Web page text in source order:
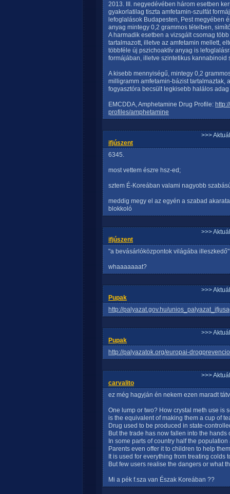
2013. III. negyedévében három esetben
gyakorlatilag tiszta amfetamin-szulfát
lefoglalások Budapesten, Pest megyében
anyag mintegy 0,2 grammos tételben,
A harmadik esetben a vizsgált csomag
tartalmazott, illetve az amfetamin mellett,
többféle új pszichoaktív anyag is
formájában, illetve szintetikus
A kisebb mennyiségű, mintegy 0,2
milligramm amfetamin-bázist tartalmaztak,
fogyasztóra becsült legkisebb halálos
EMCDDA, Amphetamine Drug Profile:
profiles/amphetamine
>>>
ifjúszent
6345.
most vettem észre hsz-ed;
sztem É-Koreában valami nagyobb
meddig megy el az egyén a szabad
blokkoló
>>>
ifjúszent
"a bevásárlóközpontok világába illeszkedő"
whaaaaaaat?
>>>
Pupak
http://palyazat.gov.hu/
>>>
Pupak
http://palyazatok.org/europai-
>>>
carvalito
ez még hagyján én nekem ezen maradt
One lump or two? How crystal meth use is
is the equivalent of making them a cup of
Drug used to be produced in state-
But the trade has now fallen into the hands
In some parts of country half the
Parents even offer it to children to help
It is used for everything from treating colds
But few users realise the dangers or what
Mi a pék f.sza van Észak Koreában ??